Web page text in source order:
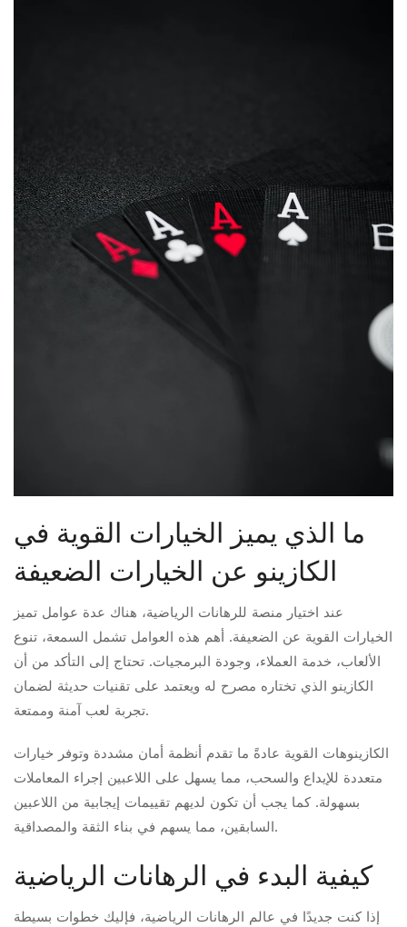
ما الذي يميز الخيارات القوية في
الكازينو عن الخيارات الضعيفة
عند اختيار منصة للرهانات الرياضية، هناك عدة عوامل تميز
الخيارات القوية عن الضعيفة. أهم هذه العوامل تشمل السمعة، تنوع
الألعاب، خدمة العملاء، وجودة البرمجيات. تحتاج إلى التأكد من أن
الكازينو الذي تختاره مصرح له ويعتمد على تقنيات حديثة لضمان
تجربة لعب آمنة وممتعة.
الكازينوهات القوية عادةً ما تقدم أنظمة أمان مشددة وتوفر خيارات
متعددة للإيداع والسحب، مما يسهل على اللاعبين إجراء المعاملات
بسهولة. كما يجب أن تكون لديهم تقييمات إيجابية من اللاعبين
السابقين، مما يسهم في بناء الثقة والمصداقية.
كيفية البدء في الرهانات الرياضية
إذا كنت جديدًا في عالم الرهانات الرياضية، فإليك خطوات بسيطة